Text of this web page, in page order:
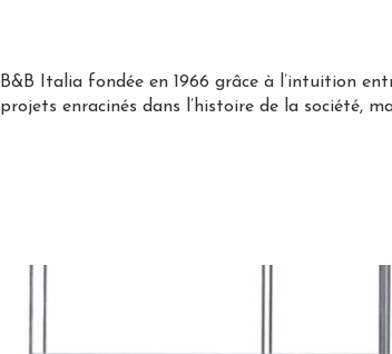
B&B Italia fondée en 1966 grâce à l’intuition
projets enracinés dans l’histoire de la société,